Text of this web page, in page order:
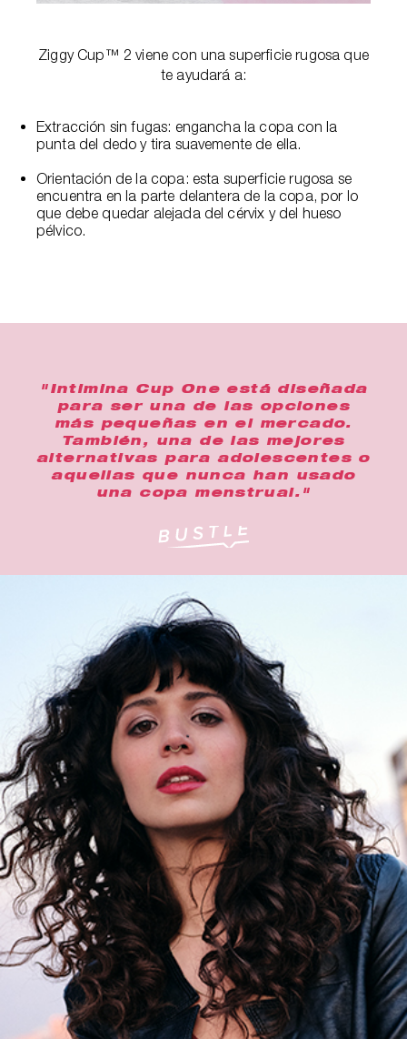
Ziggy Cup™ 2 viene con una superficie rugosa que
te ayudará a:
Extracción sin fugas: engancha la copa con la
punta del dedo y tira suavemente de ella.
Orientación de la copa: esta superficie rugosa se
encuentra en la parte delantera de la copa, por lo
que debe quedar alejada del cérvix y del hueso
pélvico.
"Intimina Cup One está diseñada
para ser una de las opciones
más pequeñas en el mercado.
También, una de las mejores
alternativas para adolescentes o
aquellas que nunca han usado
una copa menstrual."